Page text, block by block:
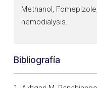
Methanol,
hemodialysis.
Bibliografía